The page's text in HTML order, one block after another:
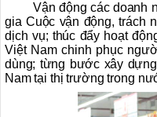
Vận động các doanh
gia Cuộc vận động, trách
dịch vụ; thúc đẩy hoạt
Việt Nam chinh phục
dùng; từng bước xây
Nam tại thị trường trong